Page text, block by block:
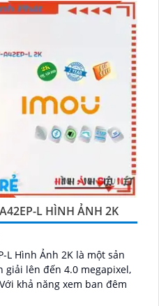
L HÌNH ẢNH 2K
L Hình Ảnh 2K là một sản
lên đến 4.0 megapixel,